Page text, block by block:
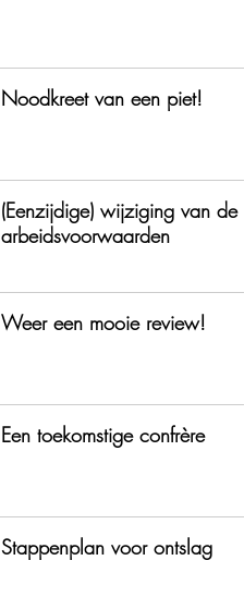
Noodkreet van een piet!
​(Eenzijdige) wijziging van de
arbeidsvoorwaarden
Weer een mooie review!
Een toekomstige confrère
Stappenplan voor ontslag